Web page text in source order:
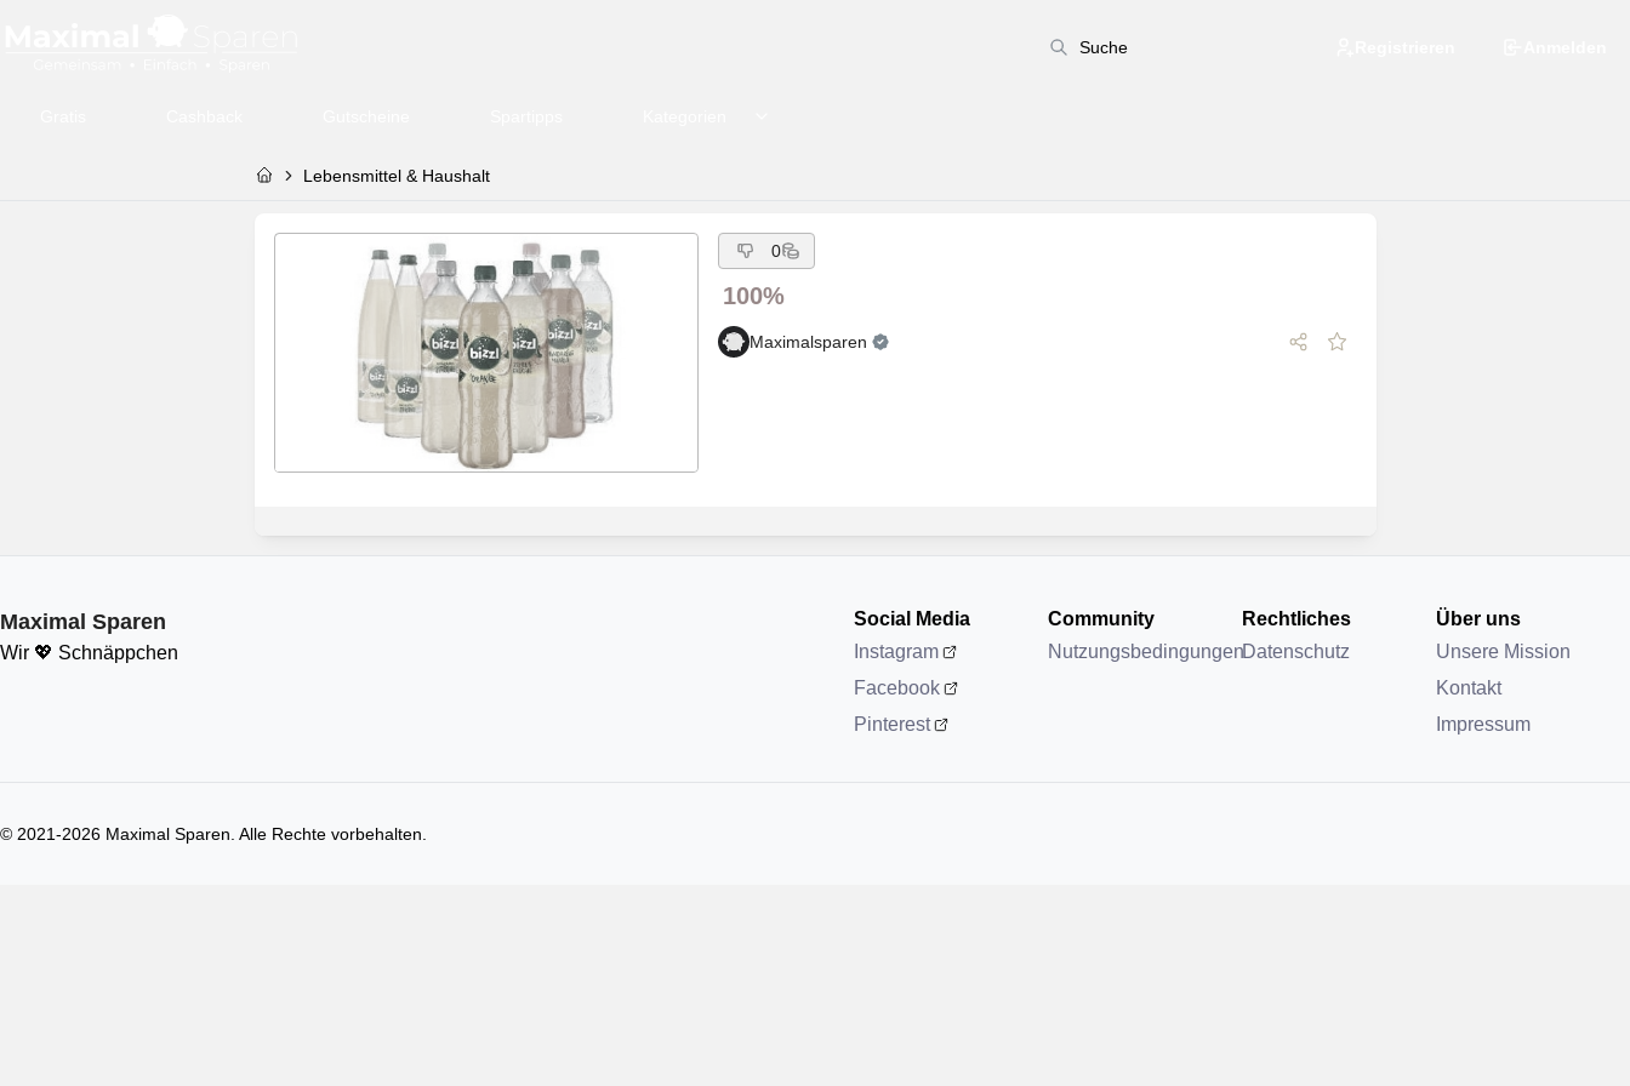
Lebensmittel & Haushalt
0
100%
Maximalsparen
Maximal Sparen
Wir 💖 Schnäppchen
Social Media
Instagram
Facebook
Pinterest
Community
Nutzungsbedingungen
Rechtliches
Datenschutz
Über uns
Unsere Mission
Kontakt
Impressum
© 2021-2026 Maximal Sparen. Alle Rechte vorbehalten.